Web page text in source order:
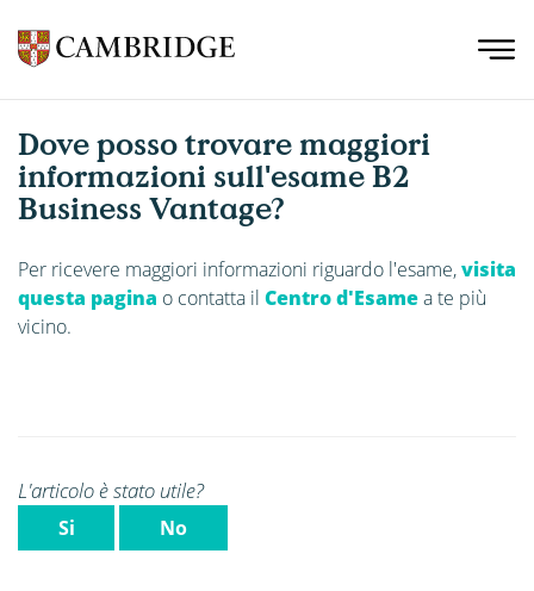
Dove posso trovare maggiori
informazioni sull'esame B2
Business Vantage?
Per ricevere maggiori informazioni riguardo l'esame,visita
questa pagina o contatta il Centro d'Esamea te più
vicino.
L'articolo è stato utile?
Si No